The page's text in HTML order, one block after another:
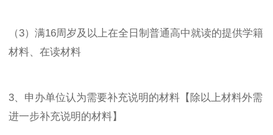
（3）满16周岁及以上在全日制普通高中就读的提供学籍
材料、在读材料
3、申办单位认为需要补充说明的材料【除以上材料外需
进一步补充说明的材料】